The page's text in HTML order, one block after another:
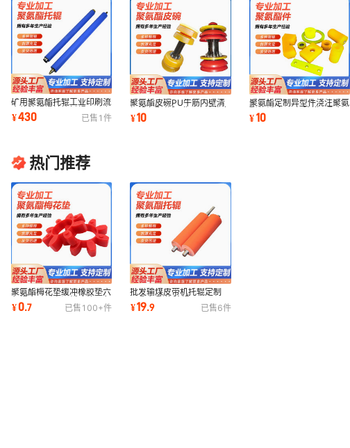
矿用聚氨酯托辊工业印刷流
水线胶辊棍轴筒托辊无动力
滚筒包胶辊
¥430 已售 1件
聚氨酯皮碗PU牛筋内壁清
扫设备配件隔膜泵皮碗优力
胶皮碗疏通管道
¥10
聚氨酯定制异型件浇注聚氨
酯件缓冲PU包胶模压聚氨
酯异形件定制
¥10
热门推荐
聚氨酯梅花垫缓冲橡胶垫六
角耦合器耐高温缓冲垫八角
弹性垫减震垫
¥0.7 已售 100+件
批发输煤皮带机托辊定制
pu聚氨酯橡胶辊三元乙丙
托辊覆膜机硅胶辊
¥19.9 已售6件